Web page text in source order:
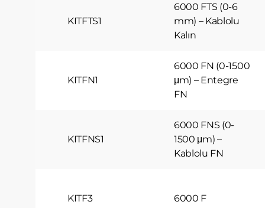
KITFTS1
6000 FTS (0-6
mm) – Kablolu
Kalın
KITFN1
6000 FN (0-1500
μm) – Entegre
FN
KITFNS1
6000 FNS (0-
1500 μm) –
Kablolu FN
KITF3 6000 F
Aynı
Çerezlerin
Aynı